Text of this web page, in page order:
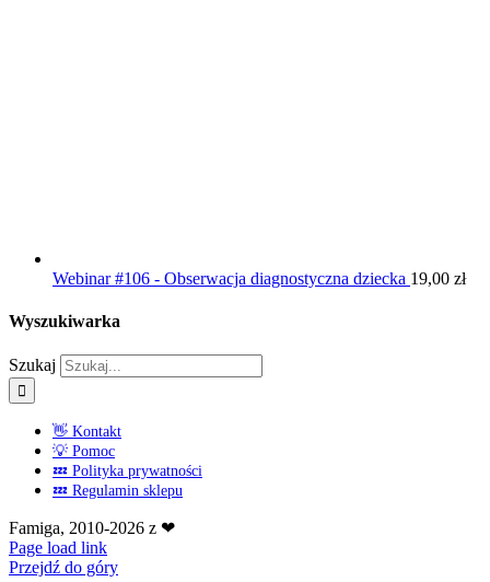
Webinar #106 - Obserwacja diagnostyczna dziecka 19,00 zł
Wyszukiwarka
Szukaj
👋 Kontakt
💡 Pomoc
💤 Polityka prywatności
💤 Regulamin sklepu
Famiga, 2010-2026 z ❤
Page load link
Przejdź do góry